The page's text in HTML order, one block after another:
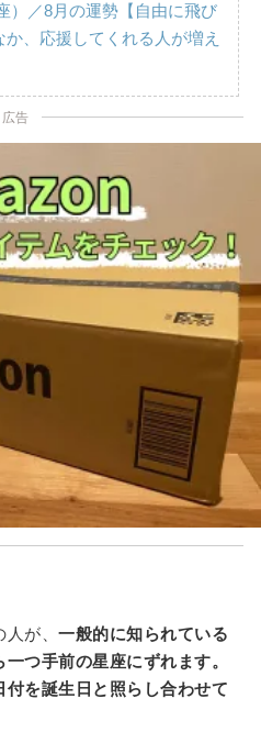
）／8月の運勢【自由に飛び
、応援してくれる人が増え
広告
人が、一般的に知られている
つ手前の星座にずれます。
を誕生日と照らし合わせて